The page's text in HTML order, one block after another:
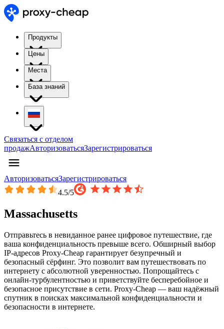
Продукты
Цены
Места
База знаний
Связаться с отделом
продажАвторизоватьсяЗарегистрироваться
АвторизоватьсяЗарегистрироваться
4.5/5
Massachusetts
Отправьтесь в невиданное ранее цифровое путешествие, где
ваша конфиденциальность превыше всего. Обширный выбор
IP-адресов Proxy-Cheap гарантирует безупречный и
безопасный сёрфинг. Это позволит вам путешествовать по
интернету с абсолютной уверенностью. Попрощайтесь с
онлайн-турбулентностью и приветствуйте бесперебойное и
безопасное присутствие в сети. Proxy-Cheap — ваш надёжный
спутник в поисках максимальной конфиденциальности и
безопасности в интернете.